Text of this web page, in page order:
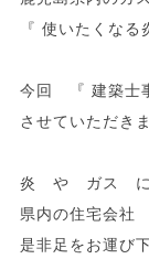
『 使いたくな
今回 『 建築士
させていただき
炎 や ガス につ
県内の住宅会
是非足をお運び